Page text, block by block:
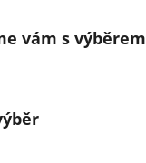
vám s výběrem